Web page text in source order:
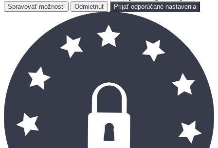
Spravovať možnosti Odmietnuť Prijať odporúčané nastavenia